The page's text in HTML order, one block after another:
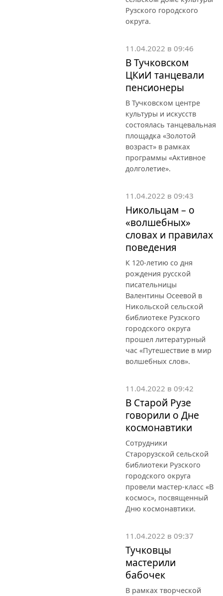
Рузского городского
округа.
11.04.2022 в 09:46
В Тучковском
ЦКиИ танцевали
пенсионеры
В Тучковском центре
культуры и искусств
состоялась танцевальная
площадка «Золотой
возраст» в рамках
программы «Активное
долголетие».
11.04.2022 в 09:43
Никольцам – о
«волшебных»
словах и правилах
поведения
К 120-летию со дня
рождения русской
писательницы
Валентины Осеевой в
Никольской сельской
библиотеке Рузского
городского округа
прошел литературный
час «Путешествие в мир
волшебных слов».
11.04.2022 в 09:42
В Старой Рузе
говорили о Дне
космонавтики
Сотрудники
Старорузской сельской
библиотеки Рузского
городского округа
провели мастер-класс «В
космос», посвященный
Дню космонавтики.
11.04.2022 в 09:37
Тучковцы
мастерили
бабочек
В рамках творческой